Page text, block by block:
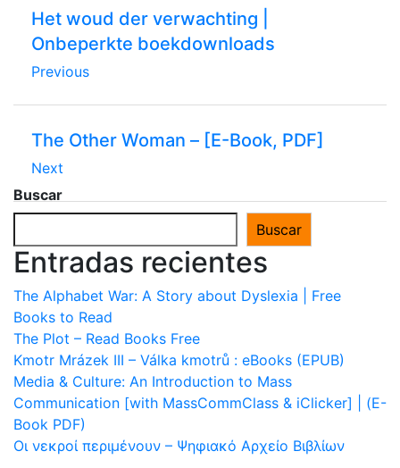
Het woud der verwachting |
Onbeperkte boekdownloads
Previous
The Other Woman – [E-Book, PDF]
Next
Buscar
Buscar
Entradas recientes
The Alphabet War: A Story about Dyslexia | Free
Books to Read
The Plot – Read Books Free
Kmotr Mrázek III – Válka kmotrů : eBooks (EPUB)
Media & Culture: An Introduction to Mass
Communication [with MassCommClass & iClicker] | (E-
Book PDF)
Οι νεκροί περιμένουν – Ψηφιακό Αρχείο Βιβλίων